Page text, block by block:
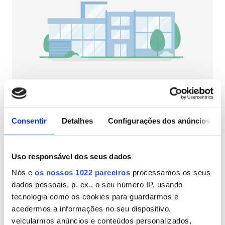
Consentir Detalhes Configurações dos anúncios
Uso responsável dos seus dados
Nós e os nossos 1022 parceiros processamos os seus
dados pessoais, p. ex., o seu número IP, usando
tecnologia como os cookies para guardarmos e
acedermos a informações no seu dispositivo,
veicularmos anúncios e conteúdos personalizados,
Pacientes com Hepatite B
Pacientes com Hepatite C
Refeições
Wi-Fi Gratuito
Ecrãs de televisão
Transferência Gratuita
NephroPlus at Jindal Institute of Medical
Sciences
Hisar, Índia
3,15 km do centro da cidade
Wi-Fi Gratuito
Por tratamento
Diálise HD 79 €
Diálise HDF 89 €
Reservar